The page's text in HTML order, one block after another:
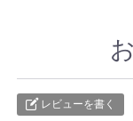
レビューを書く